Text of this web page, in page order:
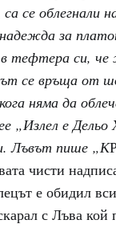
се облегнали
за
тефтера си,
се връща от
няма да
„Излел е
Лъвът пише „К
чисти
е обидил
с Лъва